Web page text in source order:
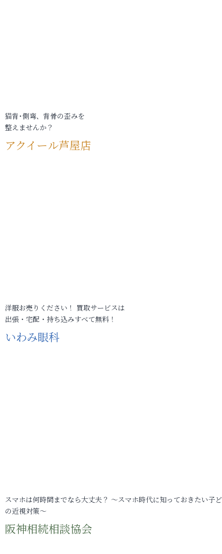
猫背･側弯、背骨の歪みを
整えませんか？
アクイール芦屋店
洋服お売りください！ 買取サービスは
出張・宅配・持ち込みすべて無料！
いわみ眼科
スマホは何時間までなら大丈夫？ ～スマホ時代に知っておきたい子
の近視対策～
阪神相続相談協会